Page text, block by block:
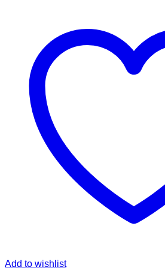
Add to wishlist